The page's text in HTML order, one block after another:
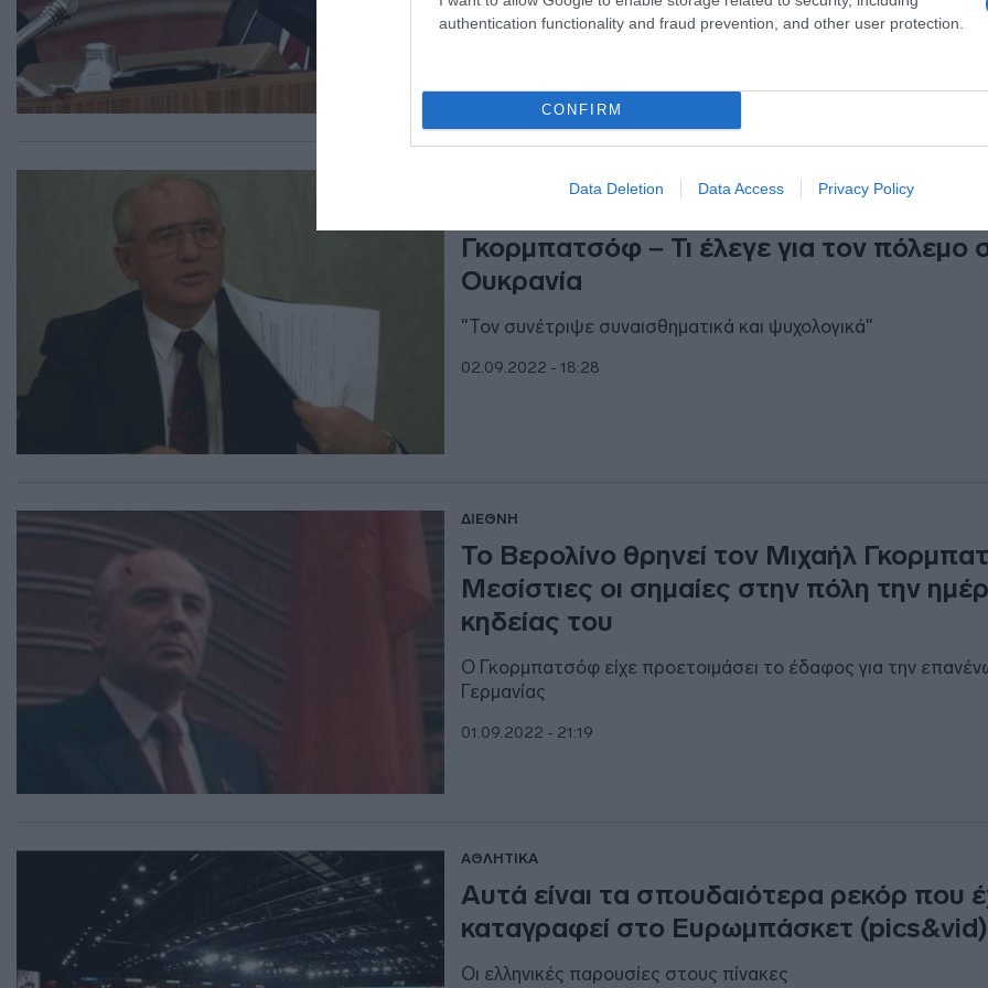
authentication functionality and fraud prevention, and other user protection.
CONFIRM
Data Deletion Data Access Privacy Policy
σύζυγό του
Γκορμπατσόφ – Τι έλεγε για τον πόλεμο
Ουκρανία
"Τον συνέτριψε συναισθηματικά και ψυχολογικά"
02.09.2022 - 18:28
ΔΙΕΘΝΗ
Το Βερολίνο θρηνεί τον Μιχαήλ
Μεσίστιες οι σημαίες στην πόλη την
κηδείας του
Ο Γκορμπατσόφ είχε προετοιμάσει το έδαφος για την
Γερμανίας
01.09.2022 - 21:19
ΑΘΛΗΤΙΚΑ
Αυτά είναι τα σπουδαιότερα ρεκόρ που
καταγραφεί στο Ευρωμπάσκετ (pics&vid)
Οι ελληνικές παρουσίες στους πίνακες